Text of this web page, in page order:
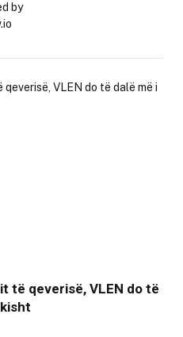
të qeverisë, VLEN do të